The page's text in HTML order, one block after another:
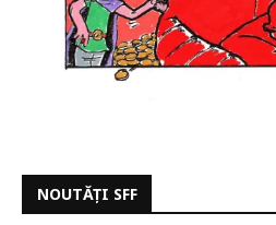
NOUTĂȚI SFF